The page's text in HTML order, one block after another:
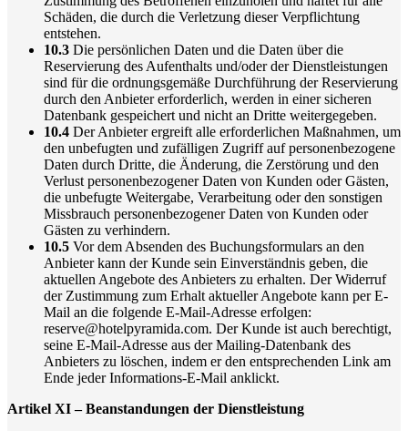
Schäden, die durch die Verletzung dieser Verpflichtung
entstehen.
10.3 Die persönlichen Daten und die Daten über die
Reservierung des Aufenthalts und/oder der Dienstleistungen
sind für die ordnungsgemäße Durchführung der Reservierung
durch den Anbieter erforderlich, werden in einer sicheren
Datenbank gespeichert und nicht an Dritte weitergegeben.
10.4 Der Anbieter ergreift alle erforderlichen Maßnahmen, um
den unbefugten und zufälligen Zugriff auf personenbezogene
Daten durch Dritte, die Änderung, die Zerstörung und den
Verlust personenbezogener Daten von Kunden oder Gästen,
die unbefugte Weitergabe, Verarbeitung oder den sonstigen
Missbrauch personenbezogener Daten von Kunden oder
Gästen zu verhindern.
10.5 Vor dem Absenden des Buchungsformulars an den
Anbieter kann der Kunde sein Einverständnis geben, die
aktuellen Angebote des Anbieters zu erhalten. Der Widerruf
der Zustimmung zum Erhalt aktueller Angebote kann per E-
Mail an die folgende E-Mail-Adresse erfolgen:
reserve@hotelpyramida.com. Der Kunde ist auch berechtigt,
seine E-Mail-Adresse aus der Mailing-Datenbank des
Anbieters zu löschen, indem er den entsprechenden Link am
Ende jeder Informations-E-Mail anklickt.
Artikel XI – Beanstandungen der Dienstleistung